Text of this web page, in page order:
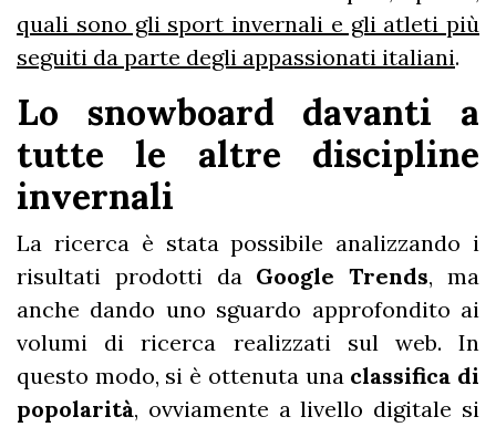
quali sono gli sport invernali e gli atleti più
seguiti da parte degli appassionati italiani.
Lo snowboard davanti a
tutte le altre discipline
invernali
La ricerca è stata possibile analizzando i
risultati prodotti da Google Trends, ma
anche dando uno sguardo approfondito ai
volumi di ricerca realizzati sul web. In
questo modo, si è ottenuta una classifica di
popolarità, ovviamente a livello digitale si